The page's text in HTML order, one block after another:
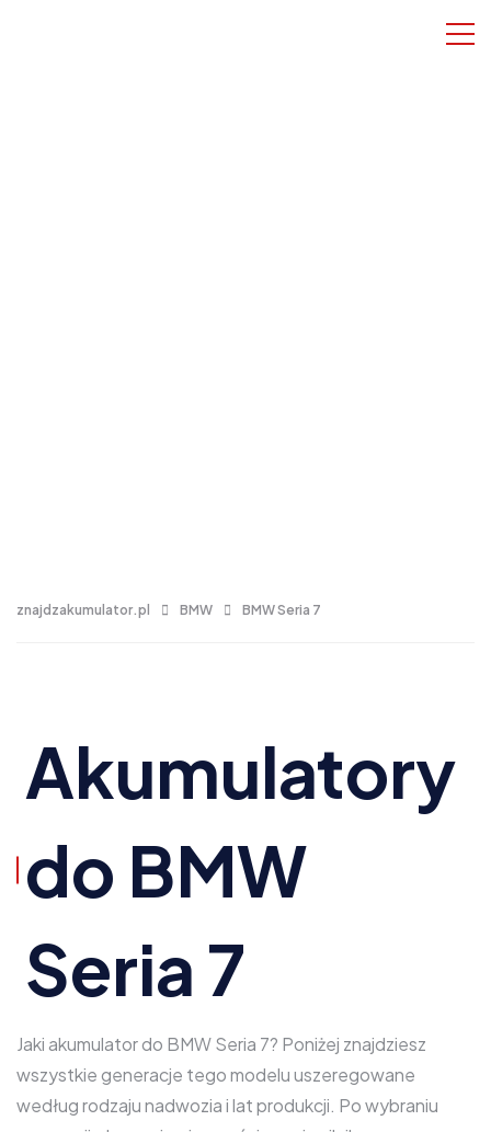
znajdzakumulator.pl BMW BMW Seria 7
Akumulatory
do BMW
Seria 7
Jaki akumulator do BMW Seria 7? Poniżej znajdziesz
wszystkie generacje tego modelu uszeregowane
według rodzaju nadwozia i lat produkcji. Po wybraniu